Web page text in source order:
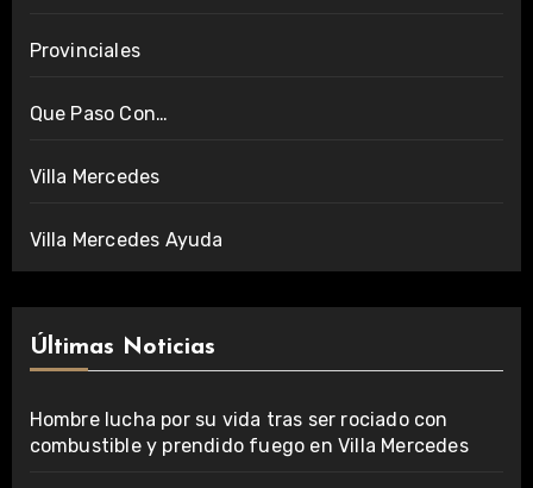
Provinciales
Que Paso Con…
Villa Mercedes
Villa Mercedes Ayuda
Últimas Noticias
Hombre lucha por su vida tras ser rociado con
combustible y prendido fuego en Villa Mercedes